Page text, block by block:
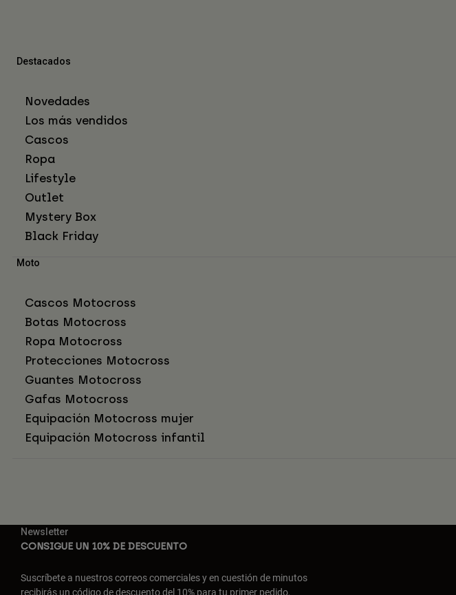
Destacados
Novedades
Los más vendidos
Cascos
Ropa
Lifestyle
Outlet
Mystery Box
Black Friday
Moto
Cascos Motocross
Botas Motocross
Ropa Motocross
Protecciones Motocross
Guantes Motocross
Gafas Motocross
Equipación Motocross mujer
Equipación Motocross infantil
Newsletter
CONSIGUE UN 10% DE DESCUENTO
Suscríbete a nuestros correos comerciales y en cuestión de minutos
recibirás un código de descuento del 10% para tu primer pedido,